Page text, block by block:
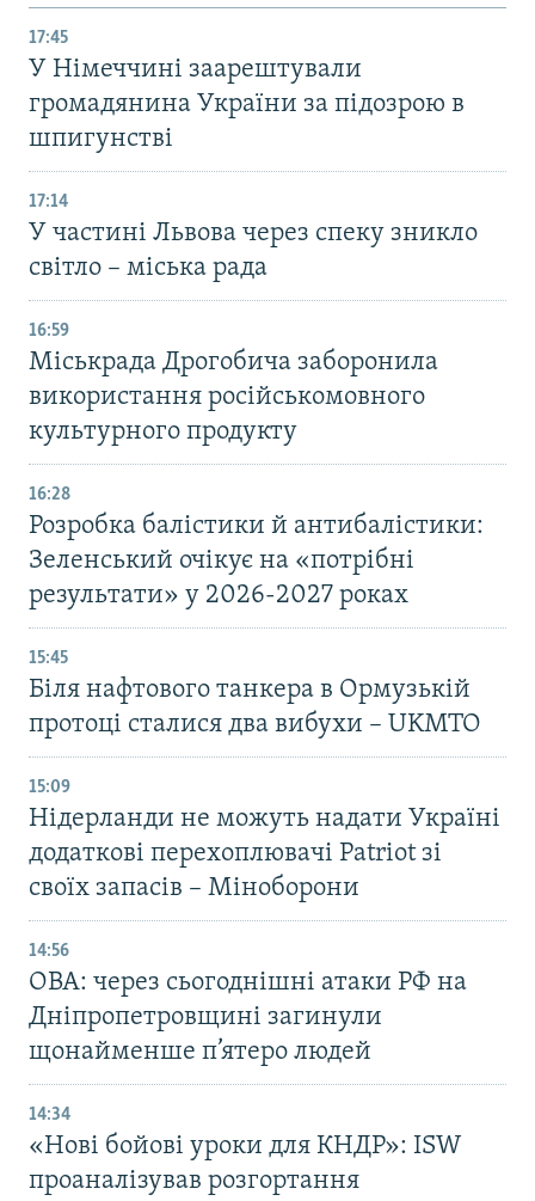
17:45
У Німеччині заарештували
громадянина України за підозрою в
шпигунстві
17:14
У частині Львова через спеку зникло
світло – міська рада
16:59
Міськрада Дрогобича заборонила
використання російськомовного
культурного продукту
16:28
Розробка балістики й антибалістики:
Зеленський очікує на «потрібні
результати» у 2026-2027 роках
15:45
Біля нафтового танкера в Ормузькій
протоці сталися два вибухи – UKMTO
15:09
Нідерланди не можуть надати Україні
додаткові перехоплювачі Patriot зі
своїх запасів – Міноборони
14:56
ОВА: через сьогоднішні атаки РФ на
Дніпропетровщині загинули
щонайменше п’ятеро людей
14:34
«Нові бойові уроки для КНДР»: ISW
проаналізував розгортання